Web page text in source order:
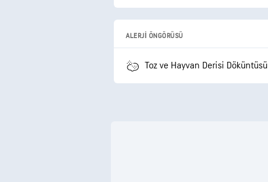
ALERJI ÖNGÖRÜSÜ
Toz ve Hayvan Derisi Döküntüsü